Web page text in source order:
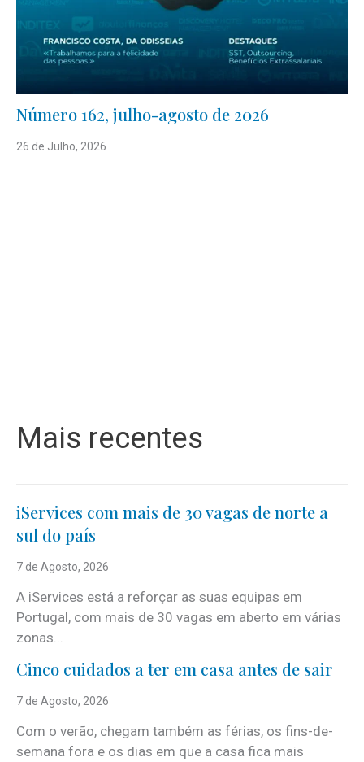
Número 162, julho-agosto de 2026
26 de Julho, 2026
Mais recentes
iServices com mais de 30 vagas de norte a
sul do país
7 de Agosto, 2026
A iServices está a reforçar as suas equipas em
Portugal, com mais de 30 vagas em aberto em várias
zonas...
Cinco cuidados a ter em casa antes de sair
7 de Agosto, 2026
Com o verão, chegam também as férias, os fins-de-
semana fora e os dias em que a casa fica mais